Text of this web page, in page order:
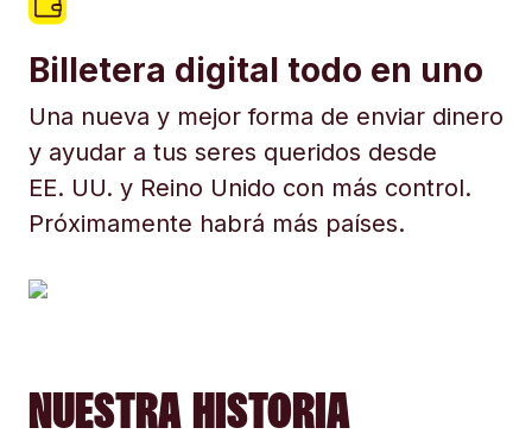
Billetera digital todo en uno
Una nueva y mejor forma de enviar dinero
y ayudar a tus seres queridos desde
EE. UU. y Reino Unido con más control.
Próximamente habrá más países.
NUESTRA HISTORIA